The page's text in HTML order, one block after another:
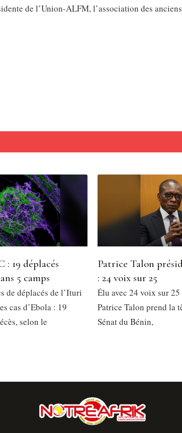
de l’Union-ALFM, l’association des
: 19 déplacés
5 camps
de déplacés de l’Ituri
cas d’Ebola : 19
selon le
Patrice Talon
: 24 voix sur 25
Élu avec 24 voix sur
Patrice Talon prend la
Sénat du Bénin,